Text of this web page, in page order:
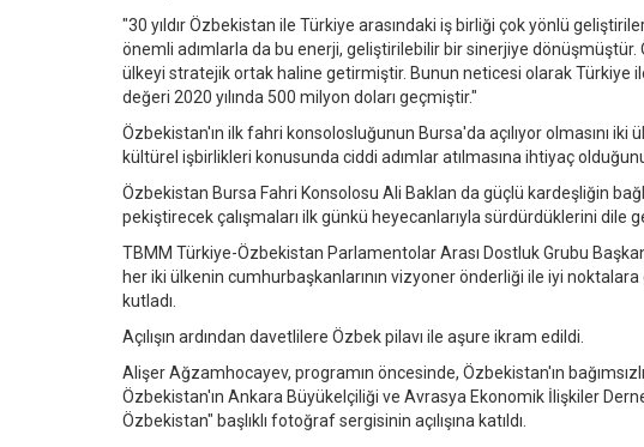
"30 yıldır Özbekistan ile Türkiye arasındaki iş birliği çok yönlü
önemli adımlarla da bu enerji, geliştirilebilir bir sinerjiye dönüşmüştür.
ülkeyi stratejik ortak haline getirmiştir. Bunun neticesi olarak Türkiye
değeri 2020 yılında 500 milyon doları geçmiştir."
Özbekistan'ın ilk fahri konsolosluğunun Bursa'da açılıyor olmasını
kültürel işbirlikleri konusunda ciddi adımlar atılmasına ihtiyaç
Özbekistan Bursa Fahri Konsolosu Ali Baklan da güçlü kardeşliğin
pekiştirecek çalışmaları ilk günkü heyecanlarıyla sürdürdüklerini dile
TBMM Türkiye-Özbekistan Parlamentolar Arası Dostluk Grubu
her iki ülkenin cumhurbaşkanlarının vizyoner önderliği ile iyi noktalara
kutladı.
Açılışın ardından davetlilere Özbek pilavı ile aşure ikram edildi.
Alişer Ağzamhocayev, programın öncesinde, Özbekistan'ın
Özbekistan'ın Ankara Büyükelçiliği ve Avrasya Ekonomik İlişkiler
Özbekistan" başlıklı fotoğraf sergisinin açılışına katıldı.